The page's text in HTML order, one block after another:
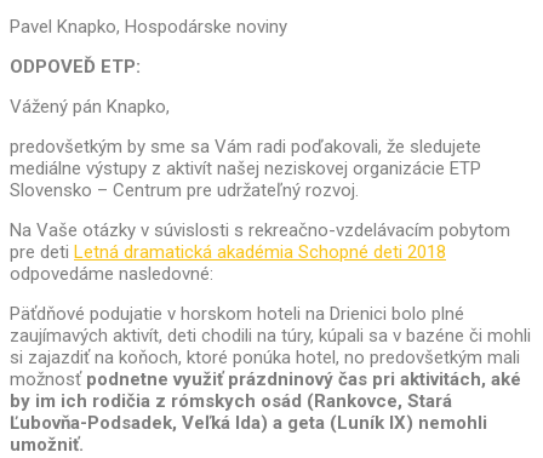
Pavel Knapko, Hospodárske noviny
ODPOVEĎ ETP:
Vážený pán Knapko,
predovšetkým by sme sa Vám radi poďakovali, že sledujete
mediálne výstupy z aktivít našej neziskovej organizácie ETP
Slovensko – Centrum pre udržateľný rozvoj.
Na Vaše otázky v súvislosti s rekreačno-vzdelávacím pobytom
pre deti Letná dramatická akadémia Schopné deti 2018
odpovedáme nasledovné:
Päťdňové podujatie v horskom hoteli na Drienici bolo plné
zaujímavých aktivít, deti chodili na túry, kúpali sa v bazéne či mohli
si zajazdiť na koňoch, ktoré ponúka hotel, no predovšetkým mali
možnosť podnetne využiť prázdninový čas pri aktivitách, aké
by im ich rodičia z rómskych osád (Rankovce, Stará
Ľubovňa-Podsadek, Veľká Ida) a geta (Luník IX) nemohli
umožniť.